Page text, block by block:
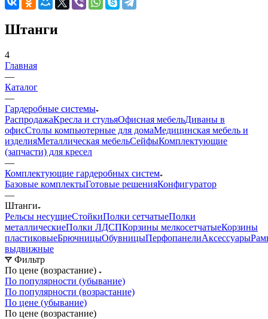
Штанги
4
Главная
—
Каталог
—
Гардеробные системы
РаспродажаКресла и стульяОфисная мебельДиваны в
офисСтолы компьютерные для домаМедицинская мебель и
изделияМеталлическая мебельСейфыКомплектующие
(запчасти) для кресел
—
Комплектующие гардеробных систем
Базовые комплектыГотовые решенияКонфигуратор
—
Штанги
Рельсы несущиеСтойкиПолки сетчатыеПолки
металлическиеПолки ЛДСПКорзины мелкосетчатыеКорзины
пластиковыеБрючницыОбувницыПерфопанелиАксессуары
выдвижные
Фильтр
По цене (возрастание)
По популярности (убывание)
По популярности (возрастание)
По цене (убывание)
По цене (возрастание)